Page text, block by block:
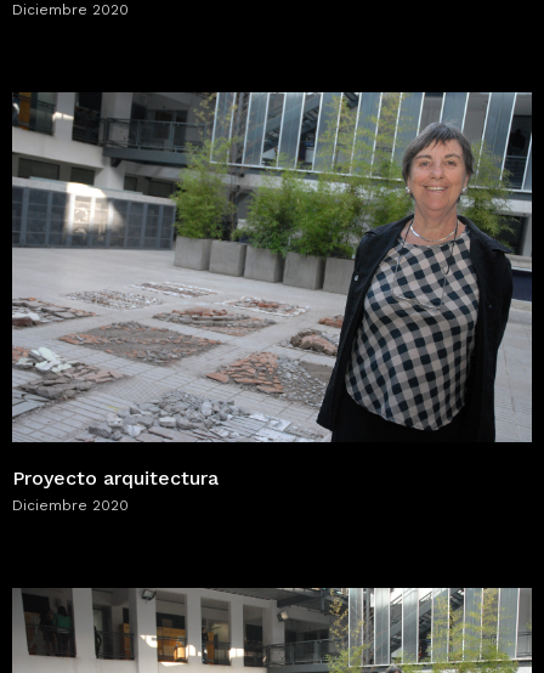
Diciembre 2020
Proyecto arquitectura
Diciembre 2020